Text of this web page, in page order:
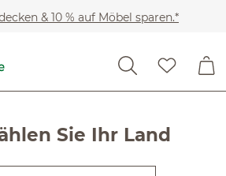
& 10 % auf Möbel sparen.*
Allgemeinen
Sie Ihr Land